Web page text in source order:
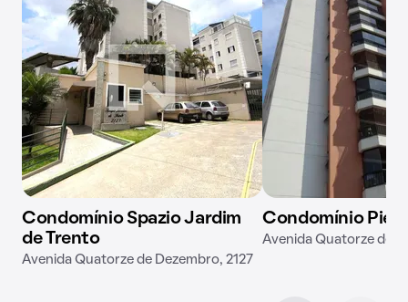
Condomínio Spazio Jardim
de Trento
Avenida Quatorze de Dezembro, 2127
Condomínio Piet
Avenida Quatorze de